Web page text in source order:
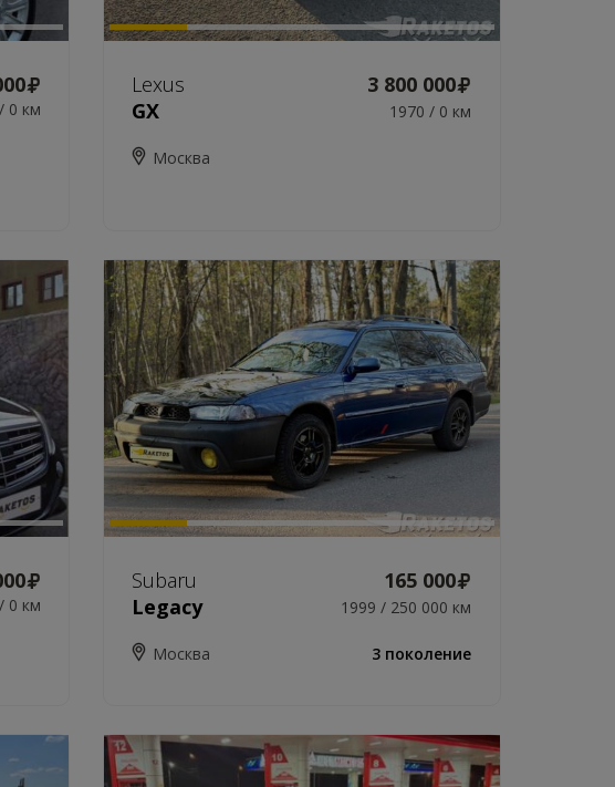
0 км
Lexus
3 800 000
GX
1970 / 0 км
Москва
0 км
Subaru
165 000
Legacy
1999 / 250 000 км
Москва 3 поколение